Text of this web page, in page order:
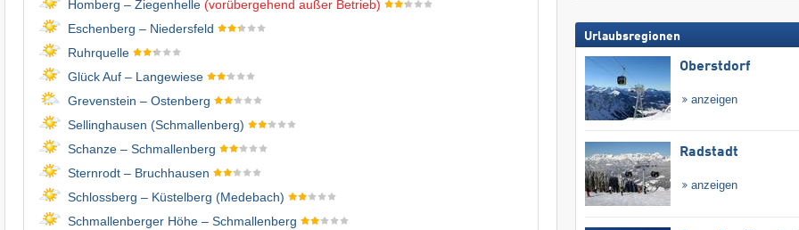
Homberg – Ziegenhelle (vorübergehend außer Betrieb)
Eschenberg – Niedersfeld
Ruhrquelle
Glück Auf – Langewiese
Grevenstein – Ostenberg
Sellinghausen (Schmallenberg)
Schanze – Schmallenberg
Sternrodt – Bruchhausen
Schlossberg – Küstelberg (Medebach)
Schmallenberger Höhe – Schmallenberg
Urlaubsregionen
Oberstdorf
anzeigen
Radstadt
anzeigen